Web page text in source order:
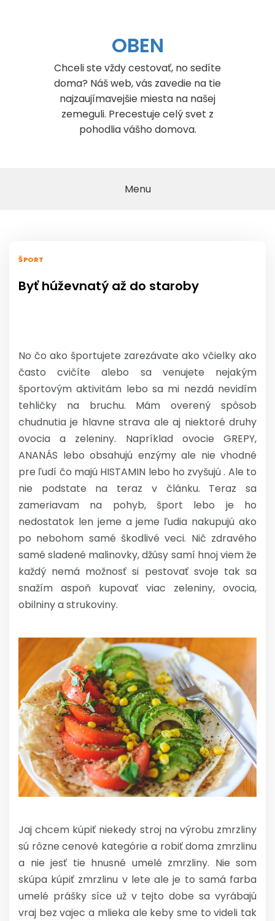
OBEN
Chceli ste vždy cestovať, no sedíte
doma? Náš web, vás zavedie na tie
najzaujímavejšie miesta na našej
zemeguli. Precestuje celý svet z
pohodlia vášho domova.
Menu
ŠPORT
Byť húževnatý až do staroby
No čo ako športujete zarezávate ako včielky ako
často cvičíte alebo sa venujete nejakým
športovým aktivitám lebo sa mi nezdá nevidím
tehličky na bruchu. Mám overený spôsob
chudnutia je hlavne strava ale aj niektoré druhy
ovocia a zeleniny. Napríklad ovocie GREPY,
ANANÁS lebo obsahujú enzýmy ale nie vhodné
pre ľudí čo majú HISTAMIN lebo ho zvyšujú . Ale to
nie podstate na teraz v článku. Teraz sa
zameriavam na pohyb, šport lebo je ho
nedostatok len jeme a jeme ľudia nakupujú ako
po nebohom samé škodlivé veci. Nič zdravého
samé sladené malinovky, džúsy samí hnoj viem že
každý nemá možnosť si pestovať svoje tak sa
snažím aspoň kupovať viac zeleniny, ovocia,
obilniny a strukoviny.
Jaj chcem kúpiť niekedy stroj na výrobu zmrzliny
sú rôzne cenové kategórie a robiť doma zmrzlinu
a nie jesť tie hnusné umelé zmrzliny. Nie som
skúpa kúpiť zmrzlinu v lete ale je to samá farba
umelé prášky síce už v tejto dobe sa vyrábajú
vraj bez vajec a mlieka ale keby sme to videli tak